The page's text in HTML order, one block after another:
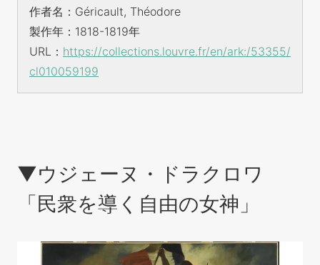
作者名：Géricault, Théodore
製作年：1818-1819年
URL： https://collections.louvre.fr/en/ark:/53355/
cl010059199
▼ウジェーヌ・ドラクロワ
「民衆を導く自由の女神」